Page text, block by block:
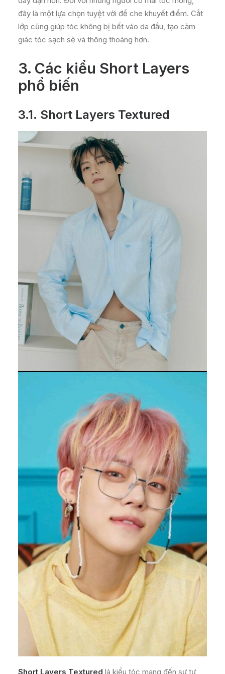
đây là một lựa chọn tuyệt vời để che khuyết điểm. Cắt
lớp cũng giúp tóc không bị bết vào da đầu, tạo cảm
giác tóc sạch sẽ và thông thoáng hơn.
3. Các kiểu Short Layers
phổ biến
3.1. Short Layers Textured
Short Layers Textured là kiểu tóc mang đến sự tự